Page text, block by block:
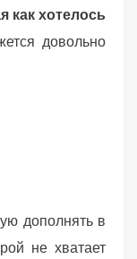
как хотелось
довольно
дополнять в
не хватает